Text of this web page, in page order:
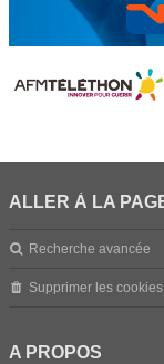
ALLER À LA
Recherche avancée
Supprimer les cookies
A PROPOS